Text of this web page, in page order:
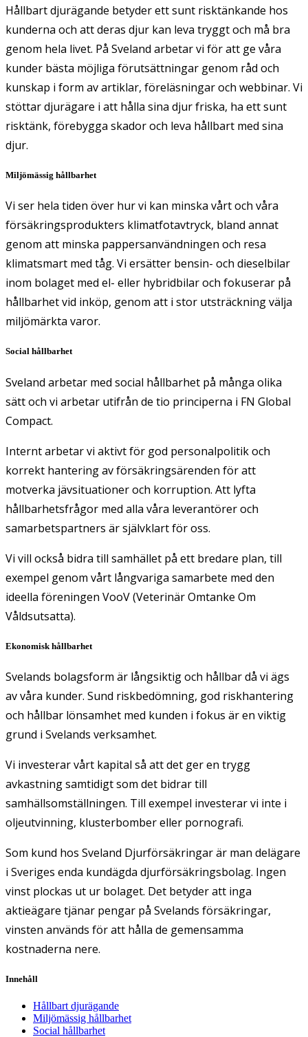
Hållbart djurägande betyder ett sunt risktänkande hos
kunderna och att deras djur kan leva tryggt och må bra
genom hela livet. På Sveland arbetar vi för att ge våra
kunder bästa möjliga förutsättningar genom råd och
kunskap i form av artiklar, föreläsningar och webbinar. Vi
stöttar djurägare i att hålla sina djur friska, ha ett sunt
risktänk, förebygga skador och leva hållbart med sina
djur.
Miljömässig hållbarhet
Vi ser hela tiden över hur vi kan minska vårt och våra
försäkringsprodukters klimatfotavtryck, bland annat
genom att minska pappersanvändningen och resa
klimatsmart med tåg. Vi ersätter bensin- och dieselbilar
inom bolaget med el- eller hybridbilar och fokuserar på
hållbarhet vid inköp, genom att i stor utsträckning välja
miljömärkta varor.
Social hållbarhet
Sveland arbetar med social hållbarhet på många olika
sätt och vi arbetar utifrån de tio principerna i FN Global
Compact.
Internt arbetar vi aktivt för god personalpolitik och
korrekt hantering av försäkringsärenden för att
motverka jävsituationer och korruption. Att lyfta
hållbarhetsfrågor med alla våra leverantörer och
samarbetspartners är självklart för oss.
Vi vill också bidra till samhället på ett bredare plan, till
exempel genom vårt långvariga samarbete med den
ideella föreningen VooV (Veterinär Omtanke Om
Våldsutsatta).
Ekonomisk hållbarhet
Svelands bolagsform är långsiktig och hållbar då vi ägs
av våra kunder. Sund riskbedömning, god riskhantering
och hållbar lönsamhet med kunden i fokus är en viktig
grund i Svelands verksamhet.
Vi investerar vårt kapital så att det ger en trygg
avkastning samtidigt som det bidrar till
samhällsomställningen. Till exempel investerar vi inte i
oljeutvinning, klusterbomber eller pornografi.
Som kund hos Sveland Djurförsäkringar är man delägare
i Sveriges enda kundägda djurförsäkringsbolag. Ingen
vinst plockas ut ur bolaget. Det betyder att inga
aktieägare tjänar pengar på Svelands försäkringar,
vinsten används för att hålla de gemensamma
kostnaderna nere.
Innehåll
Hållbart djurägande
Miljömässig hållbarhet
Social hållbarhet